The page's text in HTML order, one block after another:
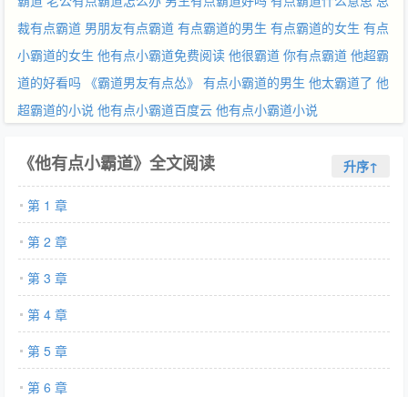
裁有点霸道 男朋友有点霸道 有点霸道的男生 有点霸道的女生 有点
小霸道的女生 他有点小霸道免费阅读 他很霸道 你有点霸道 他超霸
道的好看吗 《霸道男友有点怂》 有点小霸道的男生 他太霸道了 他
超霸道的小说 他有点小霸道百度云 他有点小霸道小说
《他有点小霸道》全文阅读 升序↑
第 1 章
第 2 章
第 3 章
第 4 章
第 5 章
第 6 章